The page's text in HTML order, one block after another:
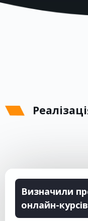
Визначили
онлайн-